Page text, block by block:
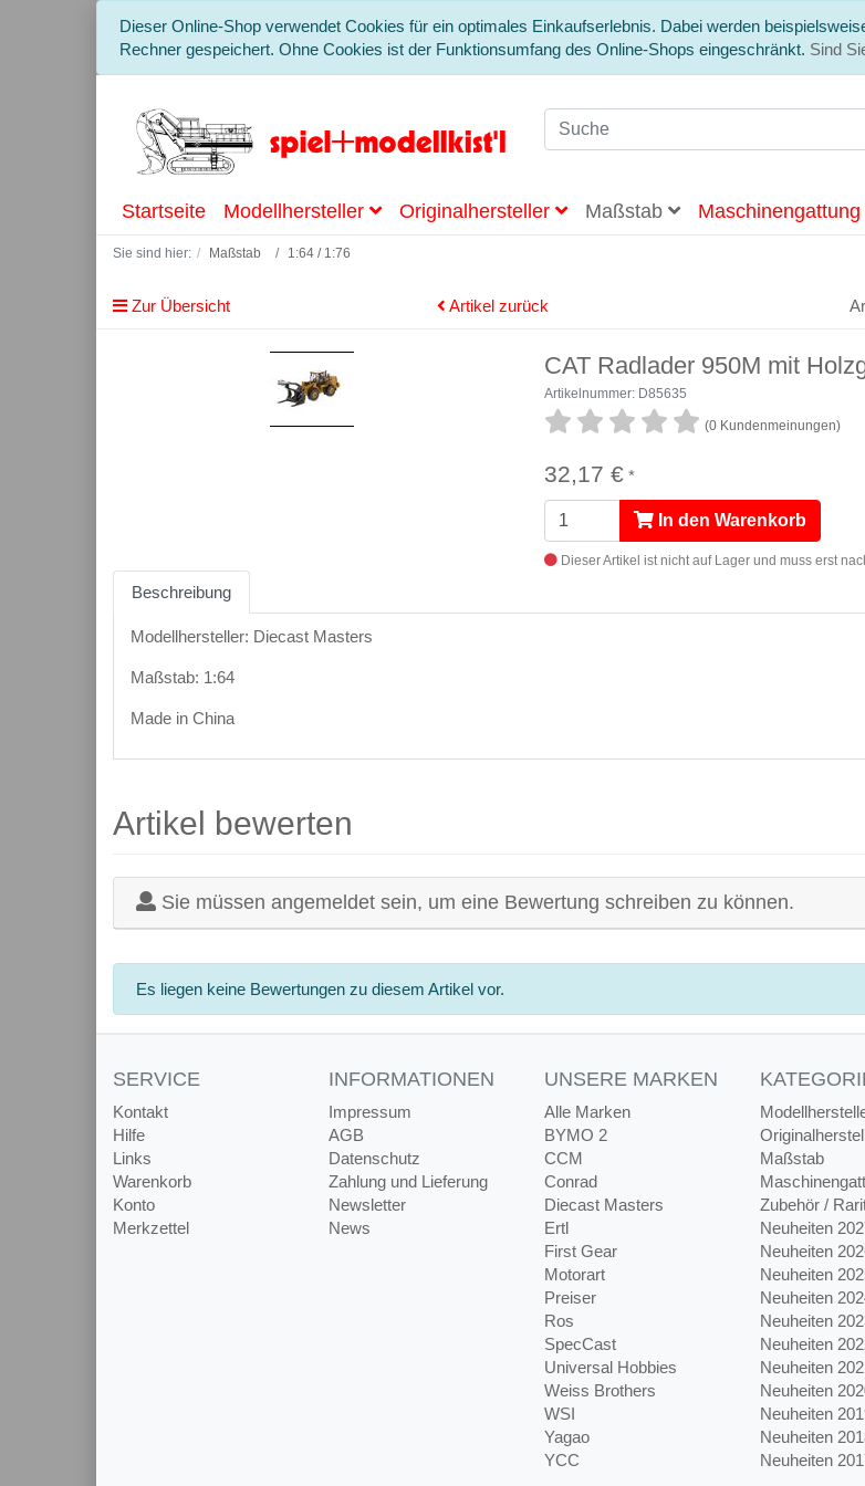
Dieser Online-Shop verwendet Cookies für ein optimales Einkaufserlebnis. Dabei werden
Rechner gespeichert. Ohne Cookies ist der Funktionsumfang des Online-Shops eingeschränkt. Sind
Startseite Modellhersteller Originalhersteller Maßstab Maschinengattung
Sie sind hier: Maßstab 1:64 / 1:76
Zur Übersicht Artikel zurück
CAT Radlader 950M mit
Artikelnummer: D85635
(0 Kundenmeinungen)
32,17 € *
In den Warenkorb
Dieser Artikel ist nicht auf Lager und muss erst
Beschreibung
Modellhersteller: Diecast Masters
Maßstab: 1:64
Made in China
Artikel bewerten
Sie müssen angemeldet sein, um eine Bewertung schreiben zu können.
Es liegen keine Bewertungen zu diesem Artikel vor.
SERVICE
Kontakt
Hilfe
Links
Warenkorb
Konto
Merkzettel
INFORMATIONEN
Impressum
AGB
Datenschutz
Zahlung und Lieferung
Newsletter
News
UNSERE MARKEN
Alle Marken
BYMO 2
CCM
Conrad
Diecast Masters
Ertl
First Gear
Motorart
Preiser
Ros
SpecCast
Universal Hobbies
Weiss Brothers
WSI
Yagao
YCC
Maßstab
Zubehör /
Neuheiten
Neuheiten
Neuheiten
Neuheiten
Neuheiten
Neuheiten
Neuheiten
Neuheiten
Neuheiten
Neuheiten
Neuheiten